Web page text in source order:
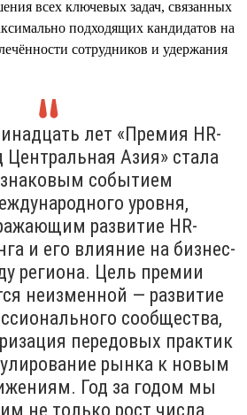
всех ключевых задач, связанных
подходящих кандидатов на
сотрудников и удержания
лет «Премия HR-
Центральная Азия» стала
знаковым событием
уровня,
развитие HR-
и его влияние на бизнес-
региона. Цель премии
неизменной — развитие
сообщества,
передовых практик
рынка к новым
Год за годом мы
не только рост числа